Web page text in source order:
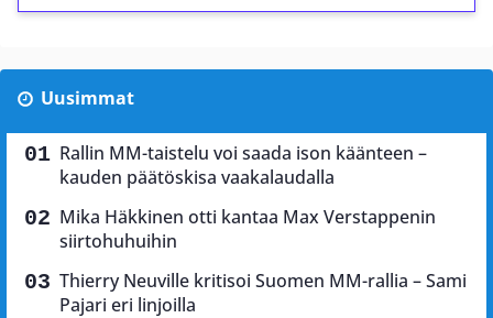
Uusimmat
Rallin MM-taistelu voi saada ison käänteen –
kauden päätöskisa vaakalaudalla
Mika Häkkinen otti kantaa Max Verstappenin
siirtohuhuihin
Thierry Neuville kritisoi Suomen MM-rallia – Sami
Pajari eri linjoilla